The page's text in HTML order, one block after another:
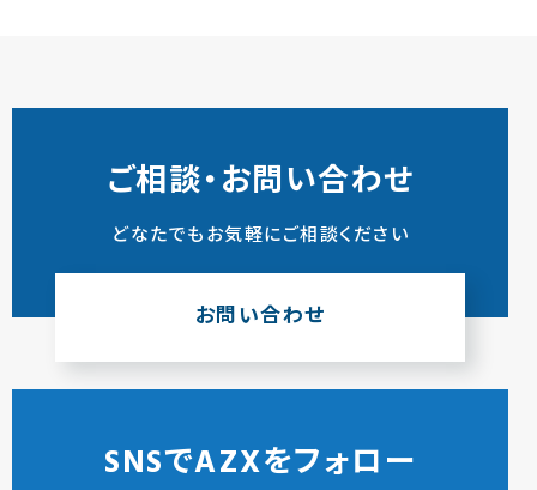
ご相談・お問い合わせ
どなたでもお気軽にご相談ください
お問い合わせ
SNSでAZXをフォロー